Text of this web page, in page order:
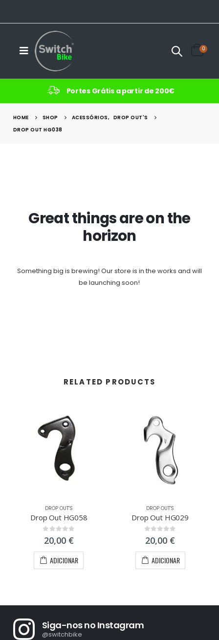
0
Portes Grátis a partir de 200€
HOME SHOP ACESSÓRIOS, DROP OUT'S
DROP OUT HG038
Great things are on the
horizon
Something big is brewing! Our store is in the works and will
be launching soon!
RELATED PRODUCTS
DROP OUT'S
Drop Out HG058
0out of 5
20,00 €
ADICIONAR
DROP OUT'S
Drop Out HG029
0out of 5
20,00 €
ADICIONAR
Siga-nos no Instagram
@switchbike